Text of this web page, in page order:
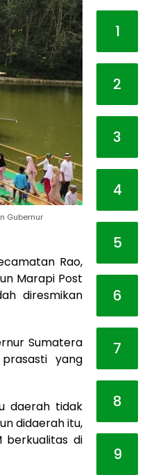
Gubernur
Rao,
Marapi Post
diresmikan
Sumatera
yang
daerah tidak
didaerah itu,
berkualitas di
1
2
3
4
5
6
7
8
9